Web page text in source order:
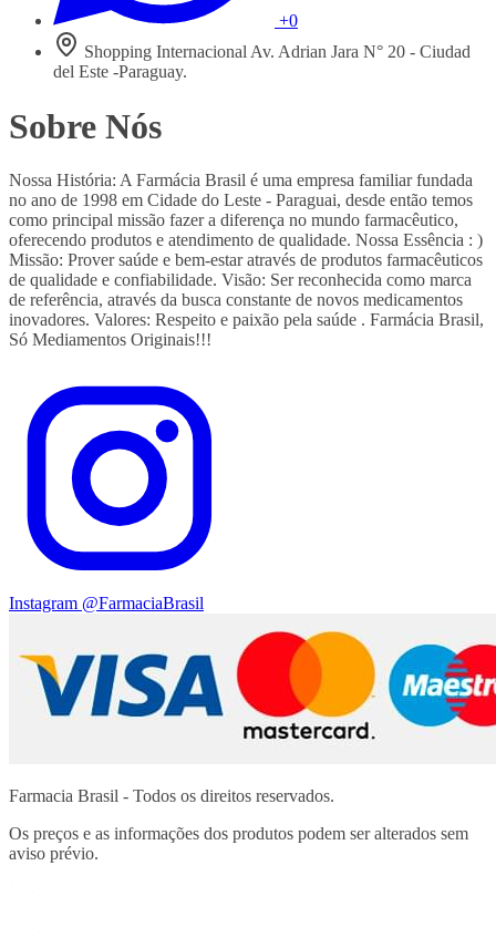
+0
Shopping Internacional Av. Adrian Jara N° 20 - Ciudad
del Este -Paraguay.
Sobre Nós
Nossa História: A Farmácia Brasil é uma empresa familiar fundada
no ano de 1998 em Cidade do Leste - Paraguai, desde então temos
como principal missão fazer a diferença no mundo farmacêutico,
oferecendo produtos e atendimento de qualidade. Nossa Essência : )
Missão: Prover saúde e bem-estar através de produtos farmacêuticos
de qualidade e confiabilidade. Visão: Ser reconhecida como marca
de referência, através da busca constante de novos medicamentos
inovadores. Valores: Respeito e paixão pela saúde . Farmácia Brasil,
Só Mediamentos Originais!!!
Instagram @FarmaciaBrasil
Farmacia Brasil - Todos os direitos reservados.
Os preços e as informações dos produtos podem ser alterados sem
aviso prévio.